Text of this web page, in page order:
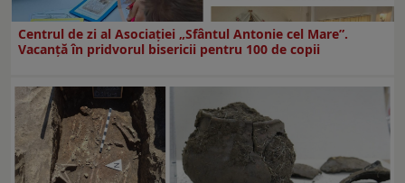
Centrul de zi al Asociației „Sfântul Antonie cel Mare”.
Vacanță în pridvorul bisericii pentru 100 de copii